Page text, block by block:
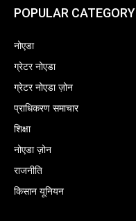
POPULAR CATEGORY
नोएडा
ग्रेटर नोएडा
ग्रेटर नोएडा ज़ोन
प्राधिकरण समाचार
शिक्षा
नोएडा ज़ोन
राजनीति
किसान यूनियन